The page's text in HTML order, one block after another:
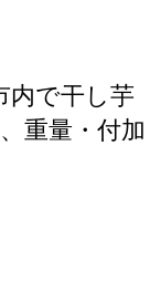
内で干し芋
重量・付加